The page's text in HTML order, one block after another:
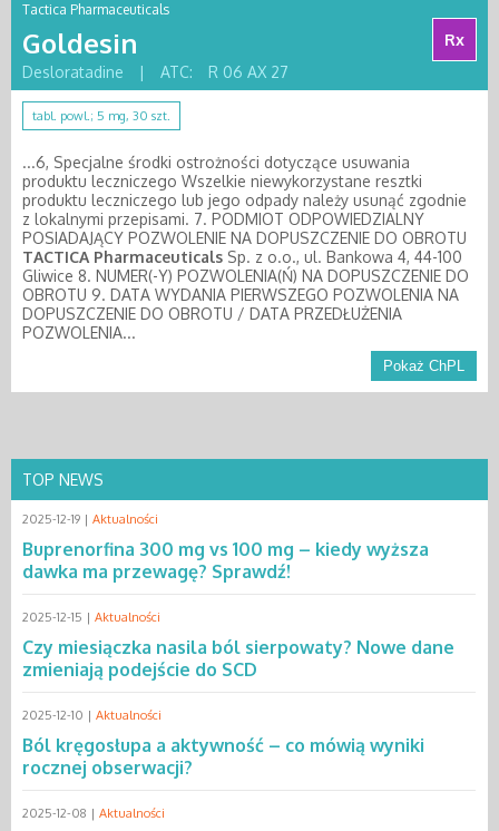
Tactica Pharmaceuticals
Goldesin
Rx
Desloratadine
| ATC: R 06 AX 27
tabl. powl.; 5 mg, 30 szt.
...6, Specjalne środki ostrożności dotyczące usuwania
produktu leczniczego Wszelkie niewykorzystane resztki
produktu leczniczego lub jego odpady należy usunąć zgodnie
z lokalnymi przepisami. 7. PODMIOT ODPOWIEDZIALNY
POSIADAJĄCY POZWOLENIE NA DOPUSZCZENIE DO OBROTU
TACTICA Pharmaceuticals Sp. z o.o., ul. Bankowa 4, 44-100
Gliwice 8. NUMER(-Y) POZWOLENIA(Ń) NA DOPUSZCZENIE DO
OBROTU 9. DATA WYDANIA PIERWSZEGO POZWOLENIA NA
DOPUSZCZENIE DO OBROTU / DATA PRZEDŁUŻENIA
POZWOLENIA...
Pokaż ChPL
TOP NEWS
2025-12-19 | Aktualności
Buprenorfina 300 mg vs 100 mg – kiedy wyższa
dawka ma przewagę? Sprawdź!
2025-12-15 | Aktualności
Czy miesiączka nasila ból sierpowaty? Nowe dane
zmieniają podejście do SCD
2025-12-10 | Aktualności
Ból kręgosłupa a aktywność – co mówią wyniki
rocznej obserwacji?
2025-12-08 | Aktualności